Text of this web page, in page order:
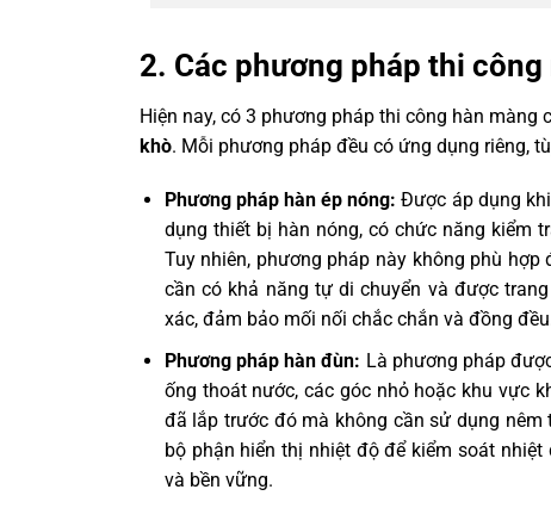
2. Các phương pháp thi
Hiện nay, có 3 phương pháp thi công hàn màng
khò. Mỗi phương pháp đều có ứng dụng riêng,
Phương pháp hàn ép nóng: Được áp dụng
dụng thiết bị hàn nóng, có chức năng kiểm
Tuy nhiên, phương pháp này không phù
cần có khả năng tự di chuyển và được
xác, đảm bảo mối nối chắc chắn và đồng
Phương pháp hàn đùn: Là phương pháp
ống thoát nước, các góc nhỏ hoặc khu vực
đã lắp trước đó mà không cần sử dụng
bộ phận hiển thị nhiệt độ để kiểm soát
và bền vững.